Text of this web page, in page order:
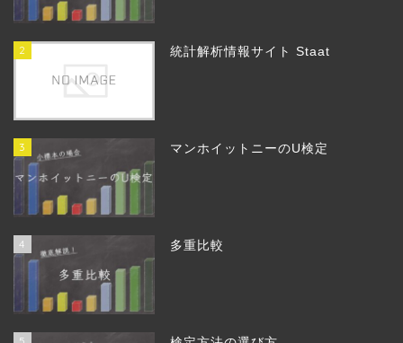
2 統計解析情報サイト Staat
3 マンホイットニーのU検定
4 多重比較